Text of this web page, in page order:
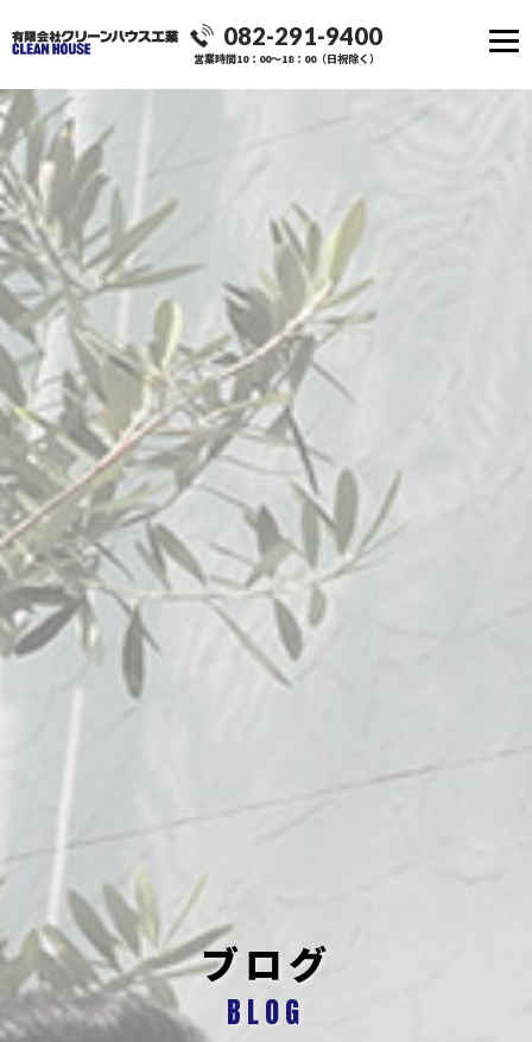
082-291-9400
営業時間10：00～18：00（日祝除く）
ブログ
BLOG